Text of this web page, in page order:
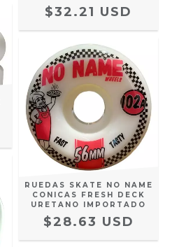
$32.21 USD
RUEDAS SKATE NO NAME
CONICAS FRESH DECK
URETANO IMPORTADO
$28.63 USD